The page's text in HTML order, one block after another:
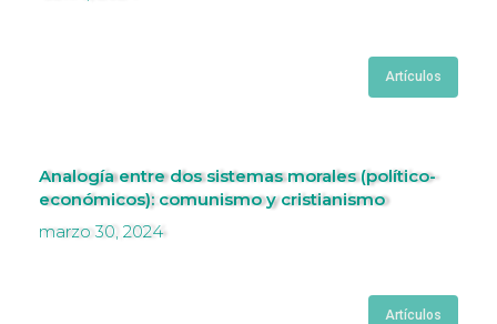
Artículos
Analogía entre dos sistemas morales (político-
económicos): comunismo y cristianismo
marzo 30, 2024
Artículos